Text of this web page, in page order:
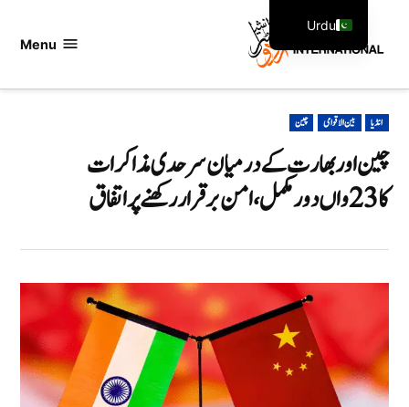
Menu
POSTED
IN
انڈیا بین الاقوامی چین
چین اور بھارت کے درمیان سرحدی مذاکرات
کا 23واں دور مکمل، امن برقرار رکھنے پر اتفاق
Urdu
English